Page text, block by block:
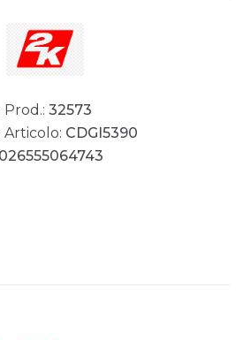
Prod.: 32573
Articolo: CDGI5390